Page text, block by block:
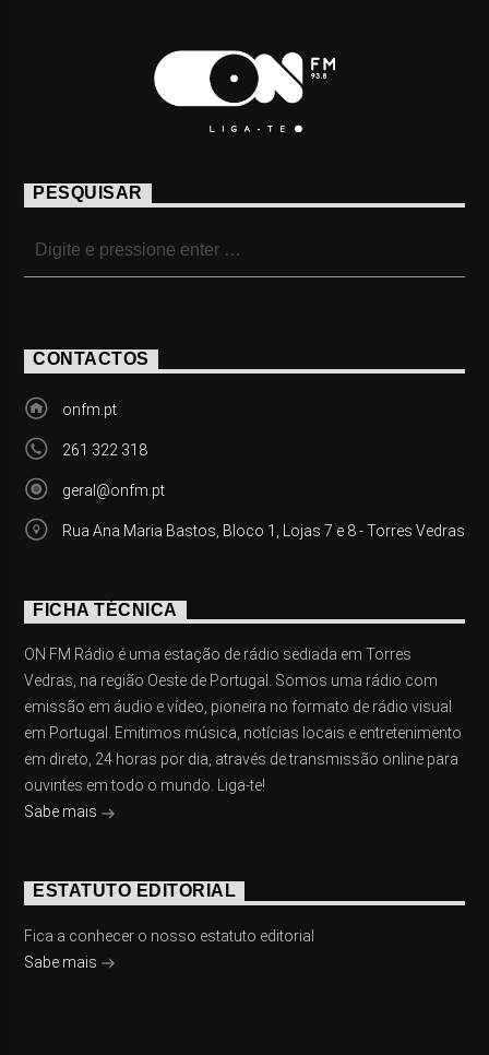
PESQUISAR
CONTACTOS
onfm.pt
261 322 318
geral@onfm.pt
Rua Ana Maria Bastos, Bloco 1, Lojas 7 e 8 - Torres Vedras
FICHA TÉCNICA
ON FM Rádio é uma estação de rádio sediada em Torres
Vedras, na região Oeste de Portugal. Somos uma rádio com
emissão em áudio e vídeo, pioneira no formato de rádio visual
em Portugal. Emitimos música, notícias locais e entretenimento
em direto, 24 horas por dia, através de transmissão online para
ouvintes em todo o mundo. Liga-te!
Sabe mais
ESTATUTO EDITORIAL
Fica a conhecer o nosso estatuto editorial
Sabe mais